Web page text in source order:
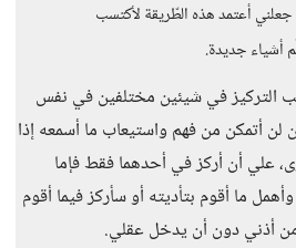
أعتمد هذه الطّريقة لأكتسب
أشياء جديدة.
التركيز في شيئين مختلفين في نفس
لن أتمكن من فهم واستيعاب ما أسمعه إذا
علي أن أركز في أحدهما فقط فإما
ما أقوم بتأديته أو سأركز فيما أقوم
أذني دون أن يدخل عقلي.